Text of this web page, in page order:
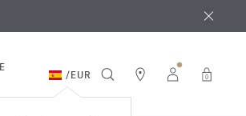
/EUR 0